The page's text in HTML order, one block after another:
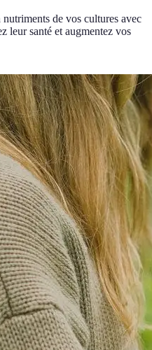
de vos cultures avec
leur santé et augmentez vos